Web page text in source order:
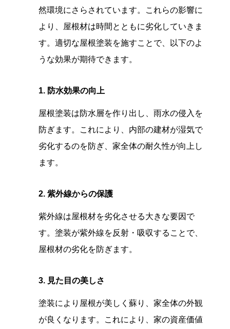
然環境にさらされています。これらの影響に
より、屋根材は時間とともに劣化していきま
す。適切な屋根塗装を施すことで、以下のよ
うな効果が期待できます。
1. 防水効果の向上
屋根塗装は防水層を作り出し、雨水の侵入を
防ぎます。これにより、内部の建材が湿気で
劣化するのを防ぎ、家全体の耐久性が向上し
ます。
2. 紫外線からの保護
紫外線は屋根材を劣化させる大きな要因で
す。塗装が紫外線を反射・吸収することで、
屋根材の劣化を防ぎます。
3. 見た目の美しさ
塗装により屋根が美しく蘇り、家全体の外観
が良くなります。これにより、家の資産価値